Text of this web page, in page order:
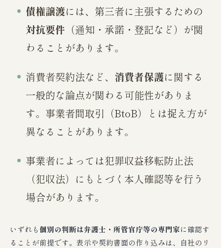
債権譲渡には、第三者に主張するための
対抗要件 （通知・承諾・登記など）が関
わることがあります。
消費者契約法など、 消費者保護に関する
一般的な論点が関わる可能性がありま
す。事業者間取引（BtoB）とは捉え方が
異なることがあります。
事業者によっては犯罪収益移転防止法
（犯収法）にもとづく本人確認等を行う
場合があります。
いずれも個別の判断は弁護士・所管官庁等の専門家に確認す
ることが前提です。表示や契約書面の作り込みは、自社のリ